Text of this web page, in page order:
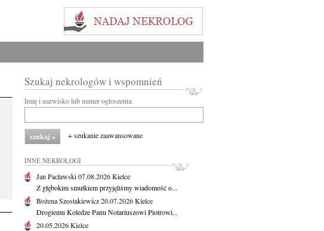
Szukaj nekrologów i wspomnień
Imię i nazwisko lub numer ogłoszenia:
+ szukanie zaawansowane
INNE NEKROLOGI
Jan Pacławski07.08.2026Kielce
Z głębokim smutkiem przyjęliśmy wiadomość o...
Bożena Szostakiewicz20.07.2026Kielce
Drogiemu Koledze Panu Notariuszowi Piotrowi...
20.05.2026Kielce